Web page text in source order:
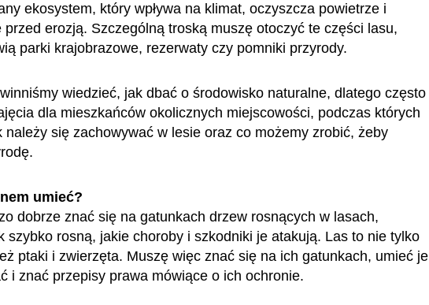
ekosystem, który wpływa na klimat, oczyszcza powietrze i
przed erozją. Szczególną troską muszę otoczyć te części lasu,
parki krajobrazowe, rezerwaty czy pomniki przyrody.
wiedzieć, jak dbać o środowisko naturalne, dlatego często
dla mieszkańców okolicznych miejscowości, podczas których
należy się zachowywać w lesie oraz co możemy zrobić, żeby
umieć?
dobrze znać się na gatunkach drzew rosnących w lasach,
szybko rosną, jakie choroby i szkodniki je atakują. Las to nie tylko
ptaki i zwierzęta. Muszę więc znać się na ich gatunkach, umieć je
i znać przepisy prawa mówiące o ich ochronie.